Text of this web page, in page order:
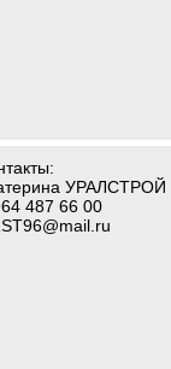
УРАЛСТРОЙ
487 66 00